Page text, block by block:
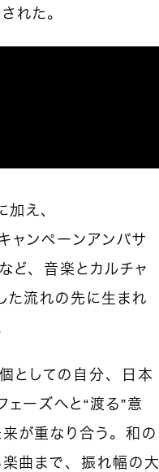
れた。
え、
ンペーンアンバサ
ど、音楽とカルチャ
た流れの先に生まれ
としての自分、日本
ーズへと“渡る”意
が重なり合う。和の
楽曲まで、振れ幅の大